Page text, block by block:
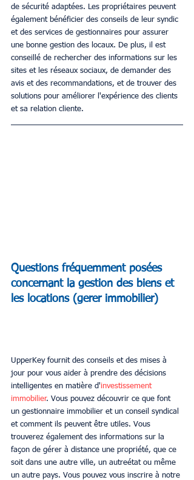
de sécurité adaptées. Les propriétaires peuvent
également bénéficier des conseils de leur syndic
et des services de gestionnaires pour assurer
une bonne gestion des locaux. De plus, il est
conseillé de rechercher des informations sur les
sites et les réseaux sociaux, de demander des
avis et des recommandations, et de trouver des
solutions pour améliorer l'expérience des clients
et sa relation cliente.
Questions fréquemment posées
concernant la gestion des biens et
les locations (gerer immobilier)
UpperKey fournit des conseils et des mises à
jour pour vous aider à prendre des décisions
intelligentes en matière d'investissement
immobilier. Vous pouvez découvrir ce que font
un gestionnaire immobilier et un conseil syndical
et comment ils peuvent être utiles. Vous
trouverez également des informations sur la
façon de gérer à distance une propriété, que ce
soit dans une autre ville, un autreétat ou même
un autre pays. Vous pouvez vous inscrire à notre